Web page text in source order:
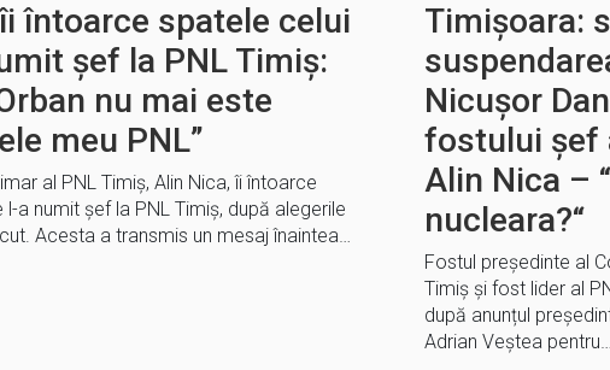
întoarce spatele celui
șef la PNL Timiș:
nu mai este
meu PNL”
al PNL Timiș, Alin Nica, îi întoarce
a numit șef la PNL Timiș, după alegerile
Acesta a transmis un mesaj înaintea…
Timișoara:
Nicușor
fostului șef
Alin Nica –
nucleara?“
Fostul președinte al
Timiș și fost lider al
după anunțul
Adrian Veștea pentru…